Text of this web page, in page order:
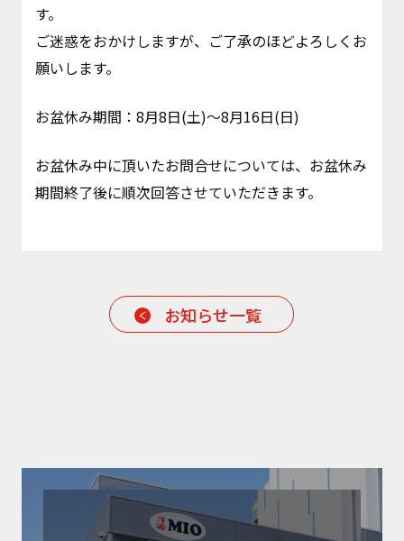
す。
ご迷惑をおかけしますが、ご了承のほどよろしくお
願いします。
お盆休み期間：8月8日(土)～8月16日(日)
お盆休み中に頂いたお問合せについては、お盆休み
期間終了後に順次回答させていただきます。
お知らせ一覧